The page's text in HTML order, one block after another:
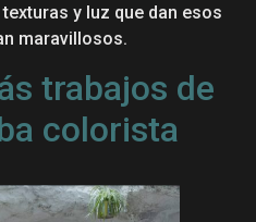
y luz que dan esos
maravillosos.
trabajos de
colorista